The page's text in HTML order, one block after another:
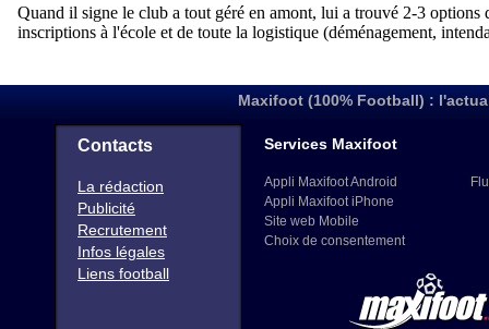
Maxifoot (100% Football) :
Contacts
La rédaction
Publicité
Recrutement
Infos légales
Liens football
Services Maxifoot
Appli Maxifoot Android
Appli Maxifoot iPhone
Site web Mobile
Choix de consentement